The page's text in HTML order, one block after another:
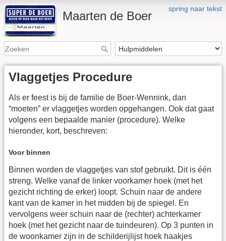
spring naar tekst
Maarten de Boer
Vlaggetjes Procedure
Als er feest is bij de familie de Boer-Wennink, dan
“moeten” er vlaggetjes worden opgehangen. Ook dat gaat
volgens een bepaalde manier (procedure). Welke
hieronder, kort, beschreven:
Voor binnen
Binnen worden de vlaggetjes van stof gebruikt. Dit is één
streng. Welke vanaf de linker voorkamer hoek (met het
gezicht richting de erker) loopt. Schuin naar de andere
kant van de kamer in het midden bij de spiegel. En
vervolgens weer schuin naar de (rechter) achterkamer
hoek (met het gezicht naar de tuindeuren). Op 3 punten in
de woonkamer zijn in de schilderijlijst hoek haakjes